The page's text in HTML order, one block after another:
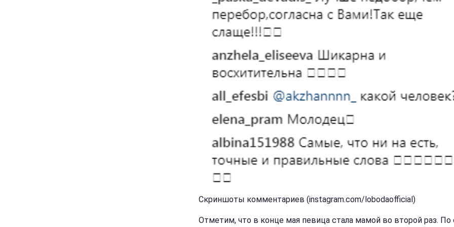
Скриншоты комментариев (instagram.com/lobodaofficial)
Отметим, что в конце мая певица стала мамой во второй раз. По